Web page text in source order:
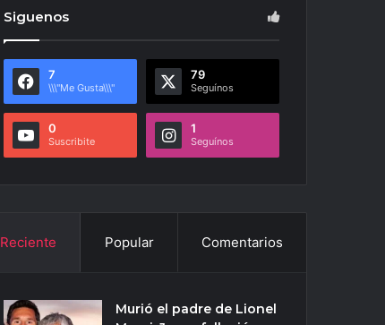
Siguenos
7
\\\"Me Gusta\\\"
79
Seguínos
0
Suscribite
1
Seguínos
Reciente Popular Comentarios
Murió el padre de Lionel